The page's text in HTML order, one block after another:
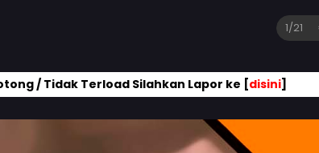
/ Tidak Terload Silahkan Lapor ke [disini]